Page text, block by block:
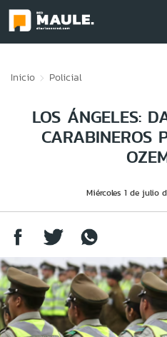
Inicio Policial
LOS ÁNGELES:
CARABINEROS
Miércoles 1 de julio